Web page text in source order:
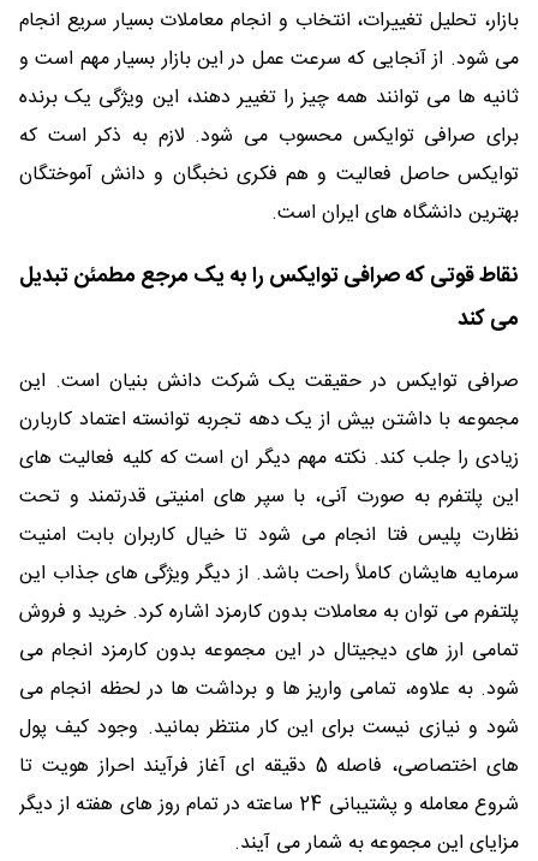
بازار، تحلیل تغییرات، انتخاب و انجام معاملات بسیار سریع انجام
می شود. از آنجایی که سرعت عمل در این بازار بسیار مهم است و
ثانیه ها می توانند همه چیز را تغییر دهند، این ویژگی یک برنده
برای صرافی توایکس محسوب می شود. لازم به ذکر است که
توایکس حاصل فعالیت و هم فکری نخبگان و دانش آموختگان
بهترین دانشگاه های ایران است.
نقاط قوتی که صرافی توایکس را به یک مرجع مطمئن تبدیل
می کند
صرافی توایکس در حقیقت یک شرکت دانش بنیان است. این
مجموعه با داشتن بیش از یک دهه تجربه توانسته اعتماد کاربارن
زیادی را جلب کند. نکته مهم دیگر ان است که کلیه فعالیت های
این پلتفرم به صورت آنی، با سپر های امنیتی قدرتمند و تحت
نظارت پلیس فتا انجام می شود تا خیال کاربران بابت امنیت
سرمایه هایشان کاملاً راحت باشد. از دیگر ویژگی های جذاب این
پلتفرم می توان به معاملات بدون کارمزد اشاره کرد. خرید و فروش
تمامی ارز های دیجیتال در این مجموعه بدون کارمزد انجام می
شود. به علاوه، تمامی واریز ها و برداشت ها در لحظه انجام می
شود و نیازی نیست برای این کار منتظر بمانید. وجود کیف پول
های اختصاصی، فاصله 5 دقیقه ای آغاز فرآیند احراز هویت تا
شروع معامله و پشتیبانی 24 ساعته در تمام روز های هفته از دیگر
مزایای این مجموعه به شمار می آیند.